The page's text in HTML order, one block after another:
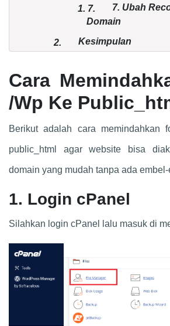
1. 7. 7. Ubah
Domain
2. Kesimpulan
Cara
/Wp Ke
Berikut adalah cara memindahkan
public_html agar website bisa
domain yang mudah tanpa ada
1. Login cPanel
Silahkan login cPanel lalu masuk di